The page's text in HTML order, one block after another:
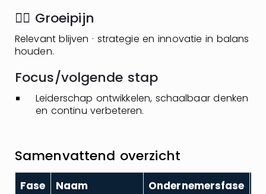
👉🏼 Groeipijn
Relevant blijven · strategie en innovatie in balans
houden.
Focus/volgende stap
Leiderschap ontwikkelen, schaalbaar denken
en continu verbeteren.
Samenvattend overzicht
Fase Naam Ondernemersfase